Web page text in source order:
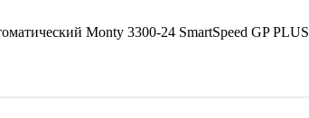
Monty 3300-24 SmartSpeed GP PLUS